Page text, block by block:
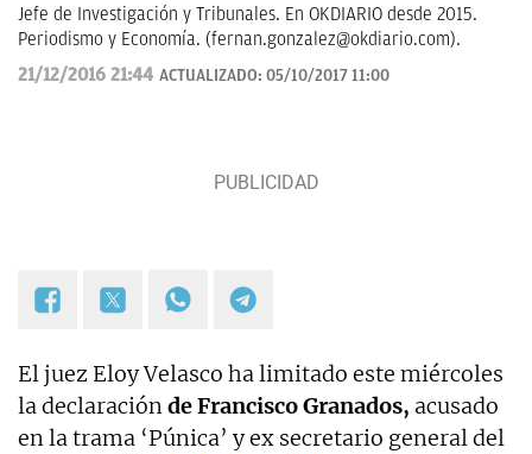
Jefe de Investigación y Tribunales. En OKDIARIO desde 2015.
Periodismo y Economía. (fernan.gonzalez@okdiario.com).
21/12/2016 21:44 ACTUALIZADO: 05/10/2017 11:00
El juez Eloy Velasco ha limitado este miércoles
la declaraciónde Francisco Granados, acusado
en la trama ‘Púnica’ y ex secretario general del